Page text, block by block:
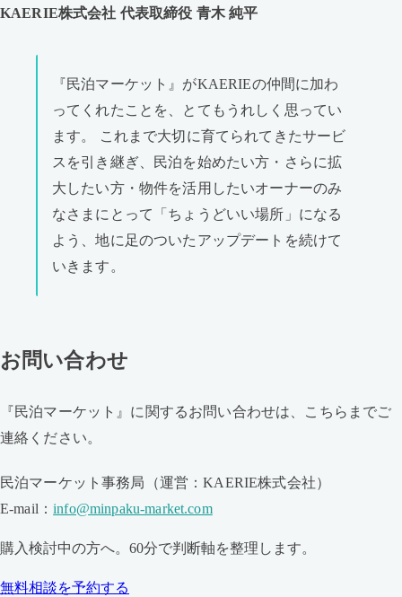
KAERIE株式会社 代表取締役 青木 純平
『民泊マーケット』がKAERIEの仲間に加わ
ってくれたことを、とてもうれしく思ってい
ます。 これまで大切に育てられてきたサービ
スを引き継ぎ、民泊を始めたい方・さらに拡
大したい方・物件を活用したいオーナーのみ
なさまにとって「ちょうどいい場所」になる
よう、地に足のついたアップデートを続けて
いきます。
お問い合わせ
『民泊マーケット』に関するお問い合わせは、こちらまでご
連絡ください。
民泊マーケット事務局（運営：KAERIE株式会社）
E-mail：info@minpaku-market.com
購入検討中の方へ。60分で判断軸を整理します。
無料相談を予約する